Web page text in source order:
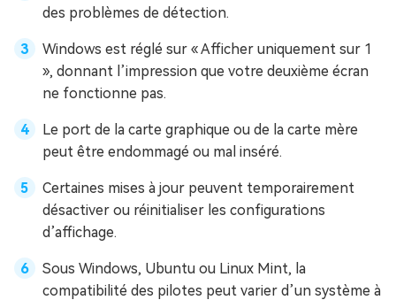
des problèmes de détection.
Windows est réglé sur « Afficher uniquement sur 1
», donnant l’impression que votre deuxième écran
ne fonctionne pas.
Le port de la carte graphique ou de la carte mère
peut être endommagé ou mal inséré.
Certaines mises à jour peuvent temporairement
désactiver ou réinitialiser les configurations
d’affichage.
Sous Windows, Ubuntu ou Linux Mint, la
compatibilité des pilotes peut varier d’un système à